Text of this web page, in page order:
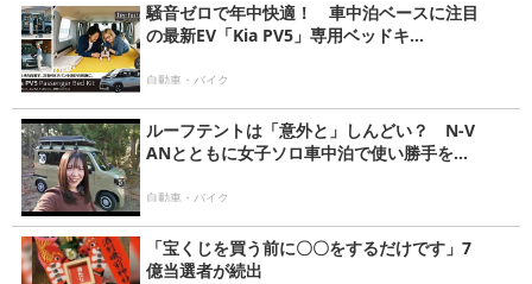
騒音ゼロで年中快適！ 車中泊ベースに注目
の最新EV「Kia PV5」専用ベッドキ...
自動車・バイク
ルーフテントは「意外と」しんどい？ N-V
ANとともに女子ソロ車中泊で使い勝手を...
自動車・バイク
「宝くじを買う前に〇〇をするだけです」7
億当選者が続出